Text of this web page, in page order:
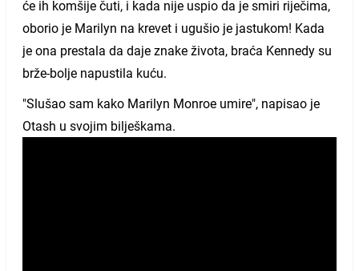
će ih komšije čuti, i kada nije uspio da je smiri riječima,
oborio je Marilyn na krevet i ugušio je jastukom! Kada
je ona prestala da daje znake života, braća Kennedy su
brže-bolje napustila kuću.
"Slušao sam kako Marilyn Monroe umire", napisao je
Otash u svojim bilješkama.